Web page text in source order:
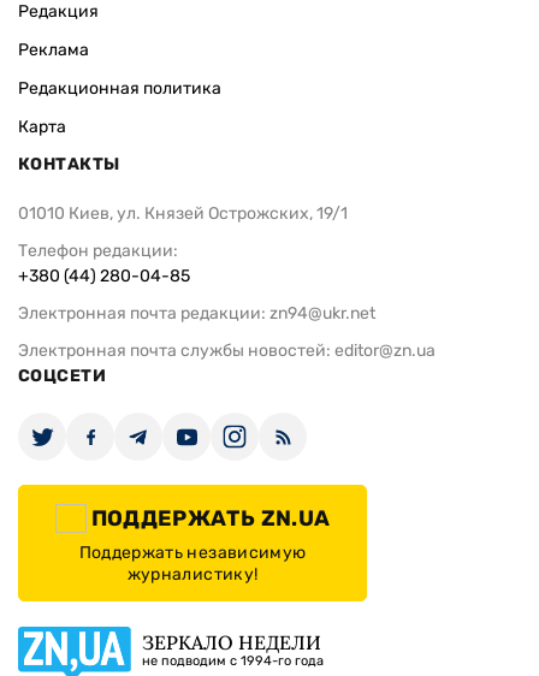
Редакция
Реклама
Редакционная политика
Карта
КОНТАКТЫ
01010 Киев, ул. Князей Острожских, 19/1
Телефон редакции:
+380 (44) 280-04-85
Электронная почта редакции: zn94@ukr.net
Электронная почта службы новостей: editor@zn.ua
СОЦСЕТИ
ПОДДЕРЖАТЬ ZN.UA
Поддержать независимую
журналистику!
ЗЕРКАЛО НЕДЕЛИ
не подводим с 1994-го года